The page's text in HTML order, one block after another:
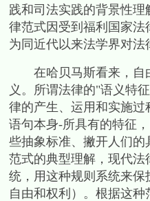
践和司法实践的背景性
律范式因受到福利国家
为同近代以来法学界对
在哈贝马斯看来，自
义。所谓法律的"语义特征
律的产生、运用和实施过
语句本身-所具有的特征
些抽象标准、撇开人们
范式的典型理解，现代
统，用这种规则系统来
自由和权利）。根据这